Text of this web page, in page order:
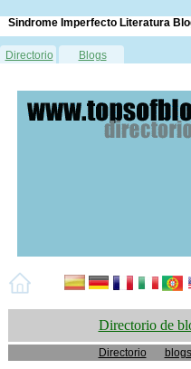
Sindrome Imperfecto Literatura
Directorio Blogs
Directorio de
Directorio